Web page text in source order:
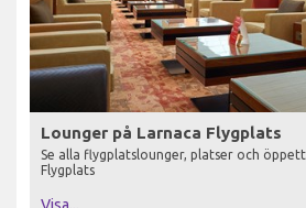
Lounger på Larnaca Flygplats
Se alla flygplatslounger, platser och
Flygplats